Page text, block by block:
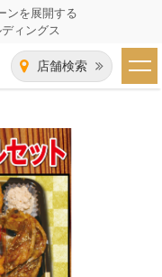
ンを展開する
ィングス
店舗検索